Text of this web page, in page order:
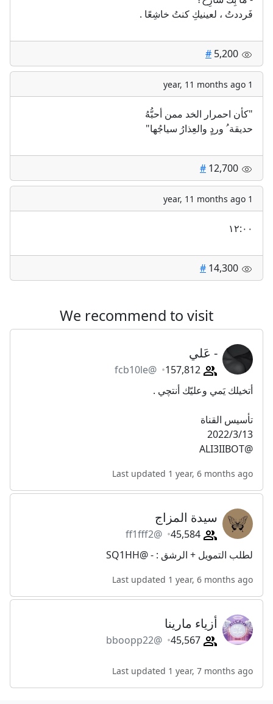
‏فَرددتُ ، لعينيكِ كنتُ خاشِعًا .
#
1 year, 11 months ago
"كأن احمرار الخد ممن أحبُّهُ
حديقة ُ وردٍ والعِذارُ سياجُها"
#
1 year, 11 months ago
١٢:٠٠
#
We recommend to visit
- عَلي
@fcb10le
أتخيلك يَمي وعليّك أنتچي .
تأسيس القناة
2022/3/13
@ALI3IIBOT
Last updated 1 year, 6 months ago
سيدة المزاج
@ff1fff2
لطلب التمويل + الرشق : - @SQ1HH
Last updated 1 year, 6 months ago
أزياء مارينا
@bboopp22
Last updated 1 year, 7 months ago